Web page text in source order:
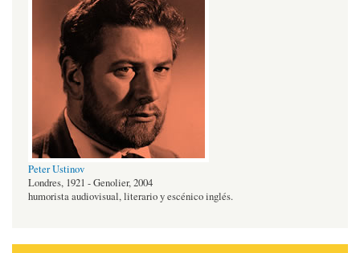
Peter Ustinov
Londres, 1921 - Genolier, 2004
humorista audiovisual, literario y escénico inglés.